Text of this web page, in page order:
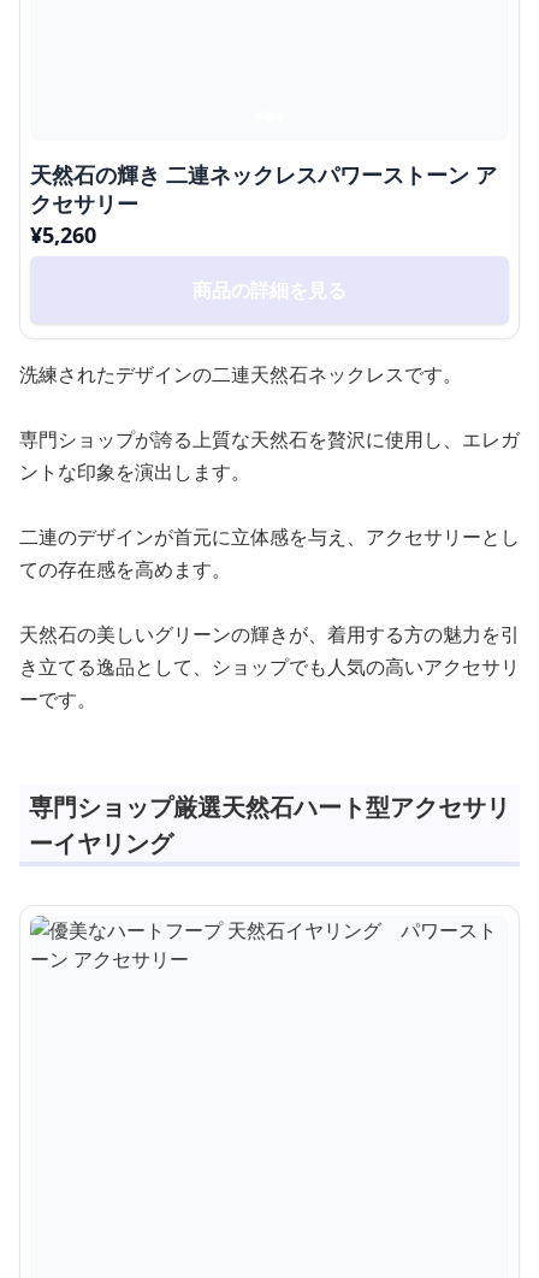
天然石の輝き 二連ネックレスパワーストーン ア
クセサリー
¥5,260
商品の詳細を見る
洗練されたデザインの二連天然石ネックレスです。
専門ショップが誇る上質な天然石を贅沢に使用し、エレガ
ントな印象を演出します。
二連のデザインが首元に立体感を与え、アクセサリーとし
ての存在感を高めます。
天然石の美しいグリーンの輝きが、着用する方の魅力を引
き立てる逸品として、ショップでも人気の高いアクセサリ
ーです。
専門ショップ厳選天然石ハート型アクセサリ
ーイヤリング